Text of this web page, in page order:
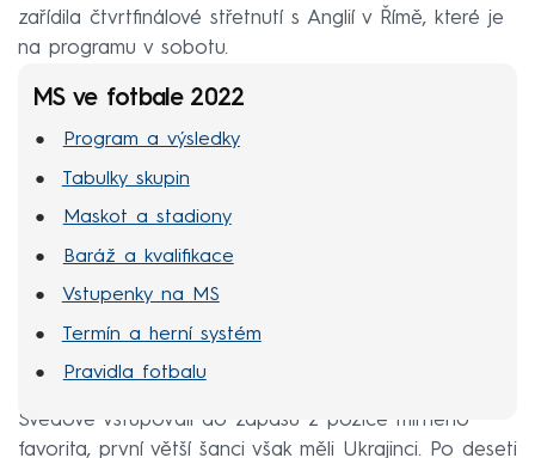
zařídila čtvrtfinálové střetnutí s Anglií v Římě, které je
na programu v sobotu.
MS ve fotbale 2022
Program a výsledky
Tabulky skupin
Maskot a stadiony
Baráž a kvalifikace
Vstupenky na MS
Termín a herní systém
Pravidla fotbalu
Švédové vstupovali do zápasu z pozice mírného
favorita, první větší šanci však měli Ukrajinci. Po deseti